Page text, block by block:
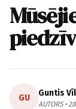
GU Guntis
AUTORS •